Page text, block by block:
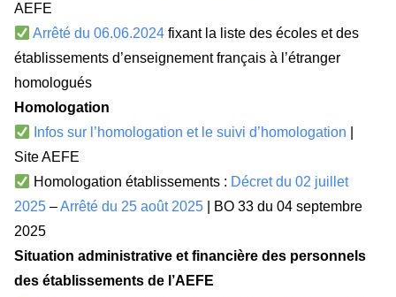
AEFE
Arrêté du 06.06.2024fixant la liste des écoles et des
établissements d’enseignement français à l’étranger
homologués
Homologation
Infos sur l’homologation et le suivi d’homologation
Site AEFE
Homologation établissements : Décret du 02 juillet
2025 –Arrêté du 25 août 2025
| BO 33 du 04 septembre
2025
Situation administrative et financière des personnels
des établissements de l’AEFE